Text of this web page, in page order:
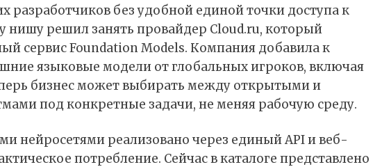
разработчиков без удобной единой точки доступа к
нишу решил занять провайдер Cloud.ru, который
сервис Foundation Models. Компания добавила к
языковые модели от глобальных игроков, включая
бизнес может выбирать между открытыми и
под конкретные задачи, не меняя рабочую среду.
нейросетями реализовано через единый API и веб-
потребление. Сейчас в каталоге представлено